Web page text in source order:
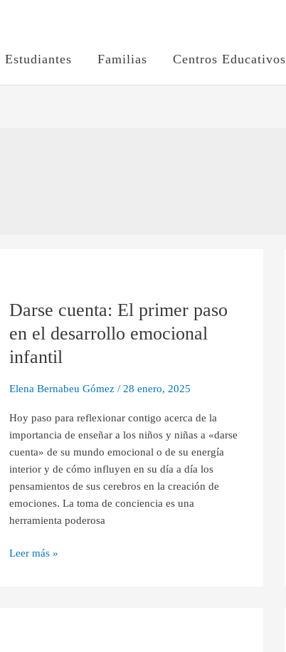
Estudiantes Familias Centros Educativos
Darse cuenta: El primer paso
en el desarrollo emocional
infantil
Elena Bernabeu Gómez / 28 enero, 2025
Hoy paso para reflexionar contigo acerca de la
importancia de enseñar a los niños y niñas a «darse
cuenta» de su mundo emocional o de su energía
interior y de cómo influyen en su día a día los
pensamientos de sus cerebros en la creación de
emociones. La toma de conciencia es una
herramienta poderosa
El
paso
en
desarrollo
infantil
Leer más »